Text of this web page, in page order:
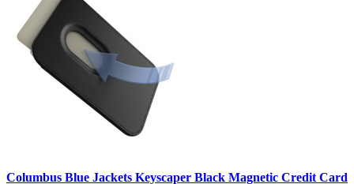
Columbus Blue Jackets Keyscaper Black Magnetic Credit Card